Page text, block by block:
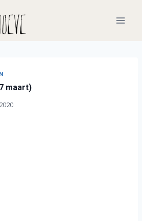
maart)